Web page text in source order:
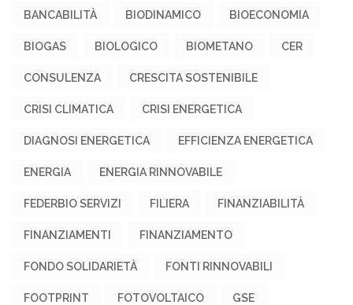
BANCABILITÀ BIODINAMICO BIOECONOMIA
BIOGAS BIOLOGICO BIOMETANO CER
CONSULENZA CRESCITA SOSTENIBILE
CRISI CLIMATICA CRISI ENERGETICA
DIAGNOSI ENERGETICA EFFICIENZA ENERGETICA
ENERGIA ENERGIA RINNOVABILE
FEDERBIO SERVIZI FILIERA FINANZIABILITÀ
FINANZIAMENTI FINANZIAMENTO
FONDO SOLIDARIETÀ FONTI RINNOVABILI
FOOTPRINT FOTOVOLTAICO GSE